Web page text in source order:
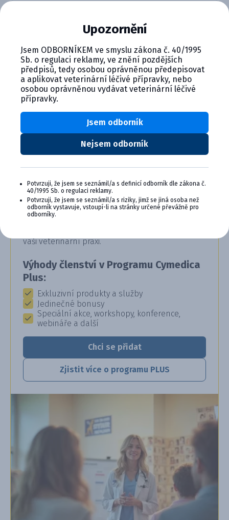
Forceris 30 mg/ml + 133 mg/ml ...
Detail produktu
CYMEDICA PLUS: VĚRNOST, KTERÁ
SE VYPLÁCÍ
vaši veterinární praxi.
Výhody členství v Programu Cymedica
Plus:
Exkluzivní produkty a služby
Jedinečné bonusy
Speciální akce, workshopy, konference,
webináře a další
Chci se přidat
Zjistit více o programu PLUS
Upozornění
Jsem ODBORNÍKEM ve smyslu zákona č. 40/1995
Sb. o regulaci reklamy, ve znění pozdějších
předpisů, tedy osobou oprávněnou předepisovat
a aplikovat veterinární léčivé přípravky, nebo
osobou oprávněnou vydávat veterinární léčivé
přípravky.
Nejsem odborník
Jsem odborník
Potvrzuji, že jsem se seznámil/a s definicí odborník dle zákona č.
40/1995 Sb. o regulaci reklamy.
Potvrzuji, že jsem se seznámil/a s riziky, jimž se jiná osoba než
odborník vystavuje, vstoupí-li na stránky určené převážně pro
odborníky.